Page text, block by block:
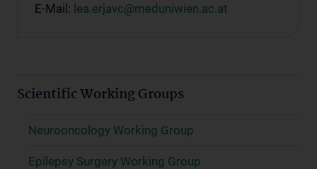
E-Mail: lea.erjavc@meduniwien.ac.at
Scientific Working Groups
Neurooncology Working Group
Epilepsy Surgery Working Group